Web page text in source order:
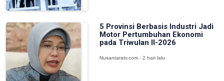
5 Provinsi Berbasis Industri Jadi
Motor Pertumbuhan Ekonomi
pada Triwulan II-2026
Nusantaratv.com - 2 hari lalu